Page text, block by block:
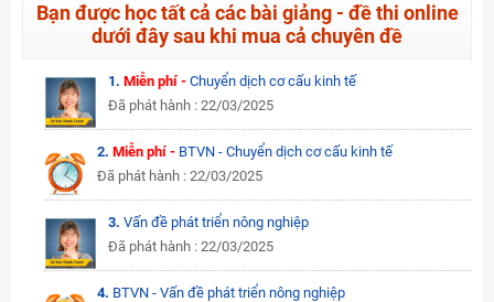
Bạn được học tất cả các bài giảng - đề thi online
dưới đây sau khi mua cả chuyên đề
1. Miễn phí - Chuyển dịch cơ cấu kinh tế
Đã phát hành : 22/03/2025
2.Miễn phí - BTVN - Chuyển dịch cơ cấu kinh tế
Đã phát hành : 22/03/2025
3. Vấn đề phát triển nông nghiệp
Đã phát hành : 22/03/2025
4. BTVN - Vấn đề phát triển nông nghiệp